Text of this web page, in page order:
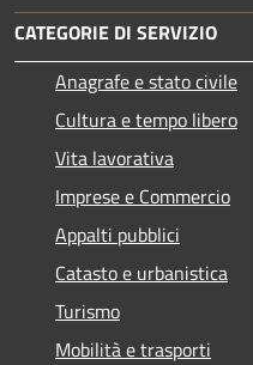
CATEGORIE DI SERVIZIO
Anagrafe e stato civile
Cultura e tempo libero
Vita lavorativa
Imprese e Commercio
Appalti pubblici
Catasto e urbanistica
Turismo
Mobilità e trasporti